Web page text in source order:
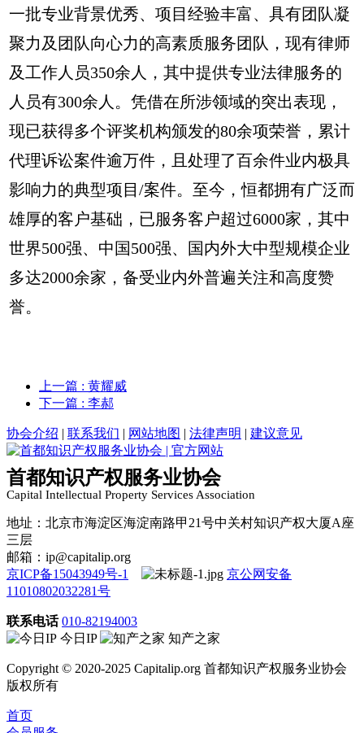
一批专业背景优秀、项目经验丰富、具有团队凝
聚力及团队向心力的高素质服务团队，现有律师
及工作人员350余人，其中提供专业法律服务的
人员有300余人。凭借在所涉领域的突出表现，
现已获得多个评奖机构颁发的80余项荣誉，累计
代理诉讼案件逾万件，且处理了百余件业内极具
影响力的典型项目/案件。至今，恒都拥有广泛而
雄厚的客户基础，已服务客户超过6000家，其中
世界500强、中国500强、国内外大中型规模企业
多达2000余家，备受业内外普遍关注和高度赞
誉。
上一篇 : 黄耀威
下一篇 : 李郝
协会介绍 | 联系我们 | 网站地图 | 法律声明 | 建议意见
首都知识产权服务业协会
Capital Intellectual Property Services Association
地址：北京市海淀区海淀南路甲21号中关村知识产权大厦A座
三层
邮箱：ip@capitalip.org
京ICP备15043949号-1
京公网安备
11010802032281号
联系电话 010-82194003
今日IP
知产之家
Copyright © 2020-2025 Capitalip.org 首都知识产权服务业协会
版权所有
首页